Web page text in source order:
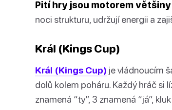
Pití hry jsou motorem
noci strukturu, udržují energii a
Král (Kings Cup)
Král (Kings Cup) je vládnoucím
dolů kolem poháru. Každý hráč si
znamená “ty”, 3 znamená “já”,